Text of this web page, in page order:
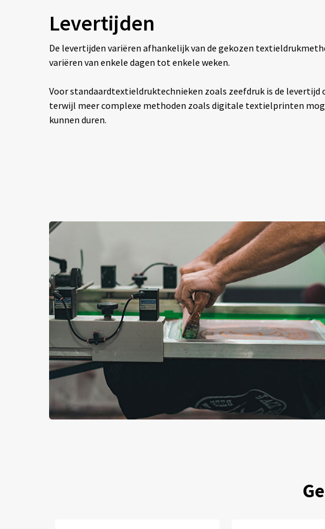
Levertijden
De levertijden variëren afhankelijk van de gekozen
variëren van enkele dagen tot enkele weken.
Voor standaardtextieldruktechnieken zoals zeefdruk is de levertijd
terwijl meer complexe methoden zoals digitale textielprinten
kunnen duren.